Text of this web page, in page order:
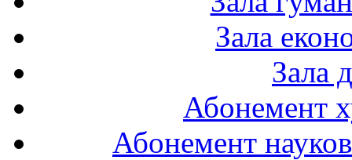
Зала
Зала
Абонемент
Абонемент